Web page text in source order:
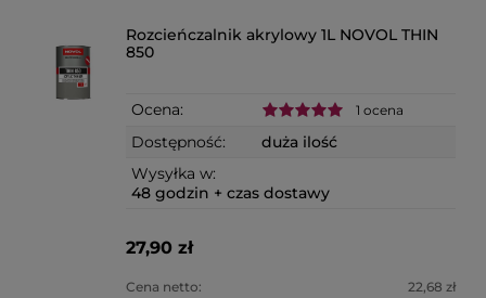
Rozcieńczalnik akrylowy 1L NOVOL THIN
850
Ocena: 1 ocena
Dostępność:
duża ilość
Wysyłka w:
48 godzin + czas dostawy
27,90 zł
Cena netto: 22,68 zł